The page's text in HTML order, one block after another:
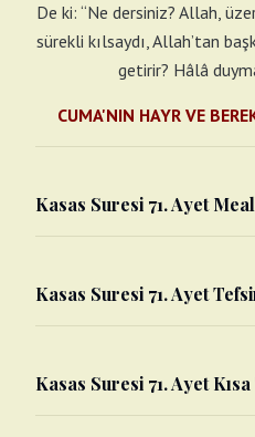
De ki: “Ne dersiniz? Allah,
sürekli kılsaydı, Allah’tan
getirir? Hâlâ
CUMA'NIN HAYR VE
Kasas Suresi 71. Ayet
Kasas Suresi 71. Ayet
Kasas Suresi 71. Ayet